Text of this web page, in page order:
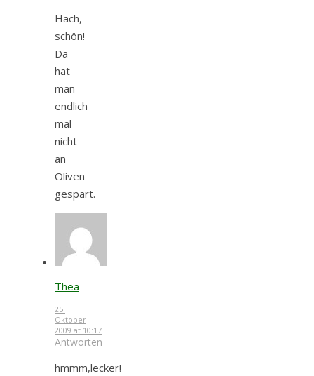
Hach,
schön!
Da
hat
man
endlich
mal
nicht
an
Oliven
gespart.
Thea
25.
Oktober
2009 at 10:17
Antworten
hmmm,lecker!